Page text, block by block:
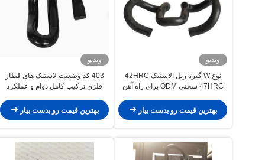
ویدیو
نوع W گیره ریل الاستیک 42HRC
47HRC سختی ODM برای راه آهن
بهترین قیمت رو بدست بیار
ویدیو
403 کد وضعیت لاستیک های قطار
فلزی ترکیب کامل دوام و عملکرد
بهترین قیمت رو بدست بیار